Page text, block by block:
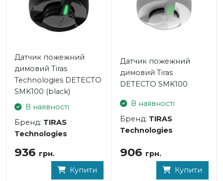
Датчик пожежний
димовий Tiras
Technologies DETECTO
SMK100 (black)
В наявності
Бренд: TIRAS
Technologies
936 грн.
Купити
Датчик пожежний
димовий Tiras
DETECTO SMK100
В наявності
Бренд: TIRAS
Technologies
906 грн.
Купити